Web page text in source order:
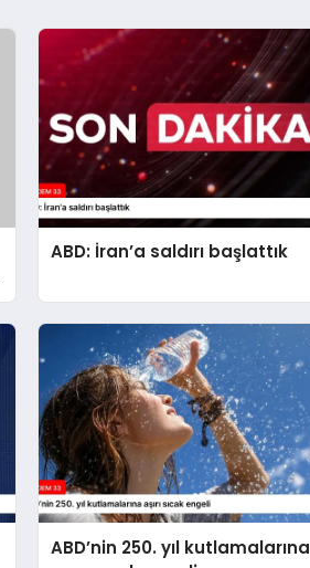
ABD: İran’a saldırı başlattık
ABD’nin 250. yıl kutlamalarına